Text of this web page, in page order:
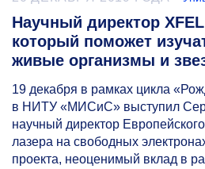
Научный директор
который поможет
живые организмы и
19 декабря в рамках цикла
в НИТУ «МИСиС» выступил
научный директор
лазера на свободных
проекта, неоценимый вклад в